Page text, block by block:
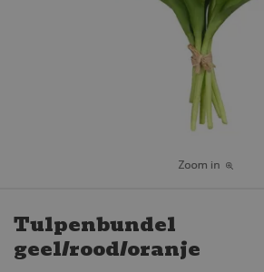
Tulpenbundel
geel/rood/oranje